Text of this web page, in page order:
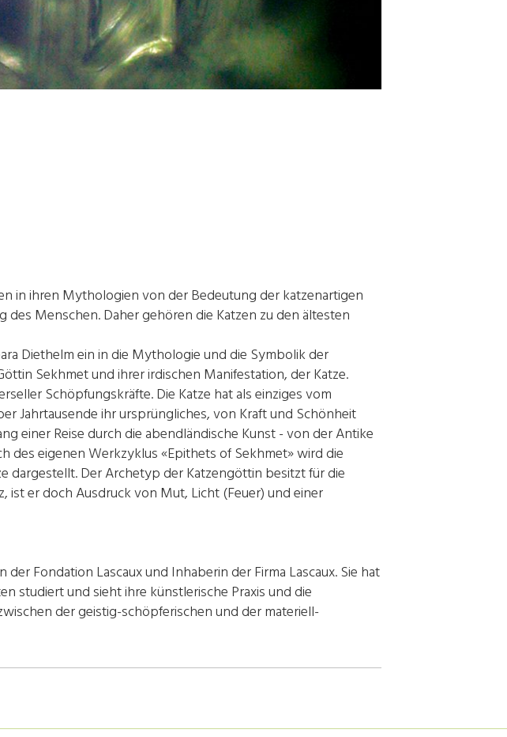
in ihren Mythologien von der Bedeutung der katzenartigen
des Menschen. Daher gehören die Katzen zu den ältesten
Diethelm ein in die Mythologie und die Symbolik der
Sekhmet und ihrer irdischen Manifestation, der Katze.
Schöpfungskräfte. Die Katze hat als einziges vom
Jahrtausende ihr ursprüngliches, von Kraft und Schönheit
einer Reise durch die abendländische Kunst - von der Antike
des eigenen Werkzyklus «Epithets of Sekhmet» wird die
dargestellt. Der Archetyp der Katzengöttin besitzt für die
ist er doch Ausdruck von Mut, Licht (Feuer) und einer
Fondation Lascaux und Inhaberin der Firma Lascaux. Sie hat
studiert und sieht ihre künstlerische Praxis und die
der geistig-schöpferischen und der materiell-